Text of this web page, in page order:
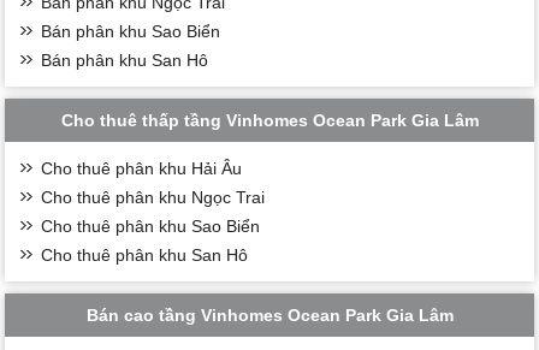
Bán phân khu Sao Biển
Bán phân khu San Hô
Cho thuê thấp tầng Vinhomes Ocean Park Gia Lâm
Cho thuê phân khu Hải Âu
Cho thuê phân khu Ngọc Trai
Cho thuê phân khu Sao Biển
Cho thuê phân khu San Hô
Bán cao tầng Vinhomes Ocean Park Gia Lâm